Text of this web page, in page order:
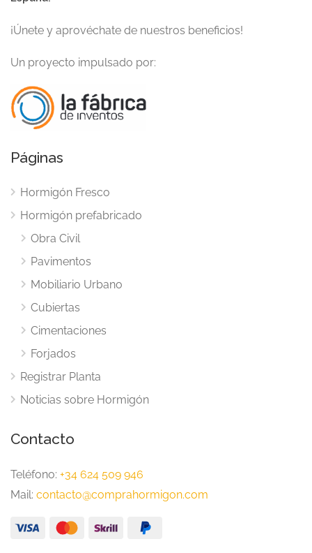
¡Únete y aprovéchate de nuestros beneficios!
Un proyecto impulsado por:
Páginas
Hormigón Fresco
Hormigón prefabricado
Obra Civil
Pavimentos
Mobiliario Urbano
Cubiertas
Cimentaciones
Forjados
Registrar Planta
Noticias sobre Hormigón
Contacto
Teléfono: +34 624 509 946
Mail: contacto@comprahormigon.com